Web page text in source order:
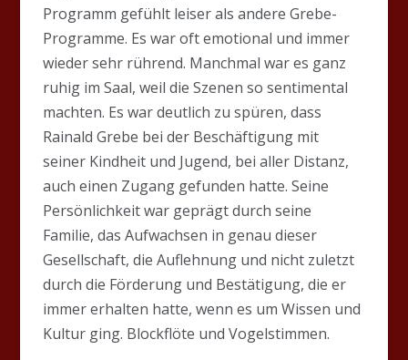
Programm gefühlt leiser als andere Grebe-
Programme. Es war oft emotional und immer
wieder sehr rührend. Manchmal war es ganz
ruhig im Saal, weil die Szenen so sentimental
machten. Es war deutlich zu spüren, dass
Rainald Grebe bei der Beschäftigung mit
seiner Kindheit und Jugend, bei aller Distanz,
auch einen Zugang gefunden hatte. Seine
Persönlichkeit war geprägt durch seine
Familie, das Aufwachsen in genau dieser
Gesellschaft, die Auflehnung und nicht zuletzt
durch die Förderung und Bestätigung, die er
immer erhalten hatte, wenn es um Wissen und
Kultur ging. Blockflöte und Vogelstimmen.